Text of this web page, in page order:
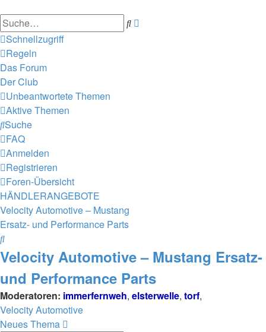
Suche
Schnellzugriff
Regeln
Das Forum
Der Club
Unbeantwortete Themen
Aktive Themen
Suche
FAQ
Anmelden
Registrieren
Foren-Übersicht
HÄNDLERANGEBOTE
Velocity Automotive – Mustang
Ersatz- und Performance Parts
Suche
Velocity Automotive – Mustang Ersatz-
und Performance Parts
Moderatoren: immerfernweh, elsterwelle, torf,
Velocity Automotive
Neues Thema